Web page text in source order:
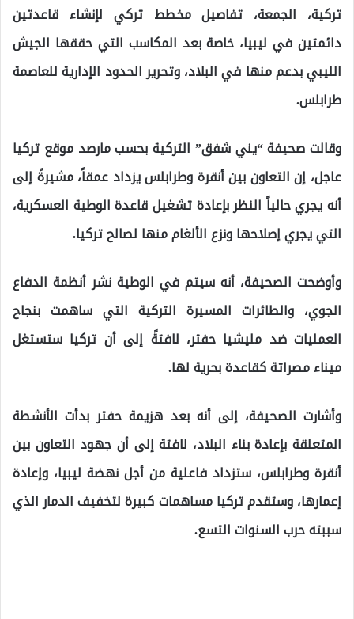
تركية، الجمعة، تفاصيل مخطط تركي لإنشاء قاعدتين
دائمتين في ليبيا، خاصة بعد المكاسب التي حققها الجيش
الليبي بدعم منها في البلاد، وتحرير الحدود الإدارية للعاصمة
طرابلس.
وقالت صحيفة “يني شفق” التركية بحسب مارصد موقع تركيا
عاجل، إن التعاون بين أنقرة وطرابلس يزداد عمقاً، مشيرةً إلى
أنه يجري حالياً النظر بإعادة تشغيل قاعدة الوطية العسكرية،
التي يجري إصلاحها ونزع الألغام منها لصالح تركيا.
وأوضحت الصحيفة، أنه سيتم في الوطية نشر أنظمة الدفاع
الجوي، والطائرات المسيرة التركية التي ساهمت بنجاح
العمليات ضد مليشيا حفتر، لافتةً إلى أن تركيا ستستغل
ميناء مصراتة كقاعدة بحرية لها.
وأشارت الصحيفة، إلى أنه بعد هزيمة حفتر بدأت الأنشطة
المتعلقة بإعادة بناء البلاد، لافتة إلى أن جهود التعاون بين
أنقرة وطرابلس، ستزداد فاعلية من أجل نهضة ليبيا، وإعادة
إعمارها، وستقدم تركيا مساهمات كبيرة لتخفيف الدمار الذي
سببته حرب السنوات التسع.